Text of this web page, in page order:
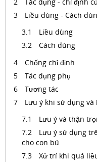
Liều dùng - Cách
Liều dùng
Cách dùng
Chống chỉ định
Tác dụng phụ
Tương tác
Lưu ý khi sử dụng và
Lưu ý và thận
Lưu ý sử dụng
cho con bú
Xử trí khi quá